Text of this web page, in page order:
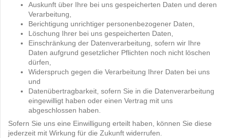
Auskunft über Ihre bei uns gespeicherten Daten und deren
Verarbeitung,
Berichtigung unrichtiger personenbezogener Daten,
Löschung Ihrer bei uns gespeicherten Daten,
Einschränkung der Datenverarbeitung, sofern wir Ihre
Daten aufgrund gesetzlicher Pflichten noch nicht löschen
dürfen,
Widerspruch gegen die Verarbeitung Ihrer Daten bei uns
und
Datenübertragbarkeit, sofern Sie in die Datenverarbeitung
eingewilligt haben oder einen Vertrag mit uns
abgeschlossen haben.
Sofern Sie uns eine Einwilligung erteilt haben, können Sie diese
jederzeit mit Wirkung für die Zukunft widerrufen.